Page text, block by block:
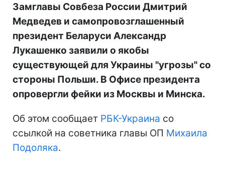
Замглавы Совбеза России Дмитрий
Медведев и самопровозглашенный
президент Беларуси Александр
Лукашенко заявили о якобы
существующей для Украины "угрозы" со
стороны Польши. В Офисе президента
опровергли фейки из Москвы и Минска.
Об этом сообщает РБК-Украина со
ссылкой на советника главы ОП Михаила
Подоляка.